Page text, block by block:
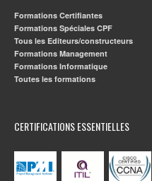
Formations Certifiantes
Formations Spéciales CPF
Tous les Editeurs/constructeurs
Formations Management
Formations Informatique
Toutes les formations
CERTIFICATIONS ESSENTIELLES